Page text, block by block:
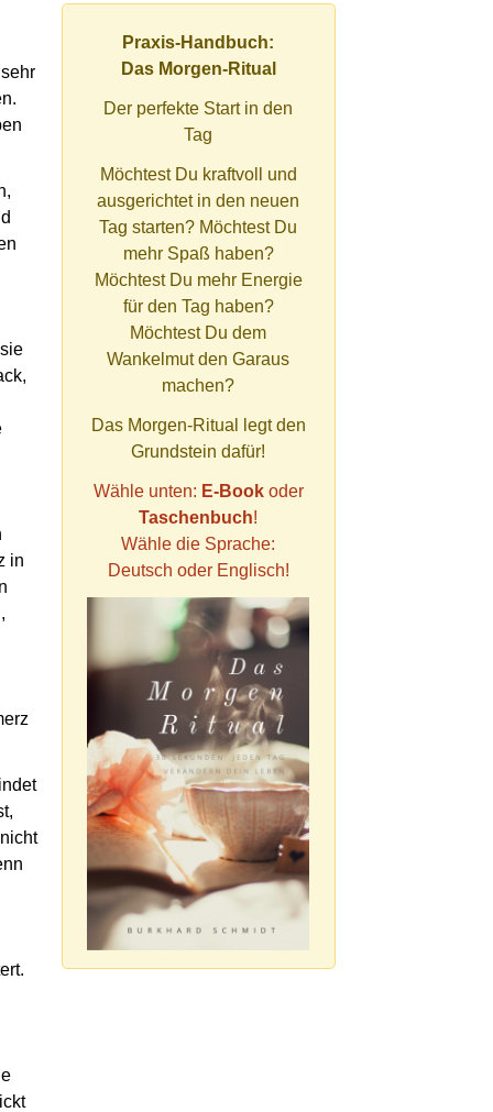
in
Praxis-Handbuch:
Das Morgen-Ritual
Der perfekte Start in den
Tag
Möchtest Du kraftvoll und
ausgerichtet in den neuen
Tag starten? Möchtest Du
mehr Spaß haben?
Möchtest Du mehr Energie
für den Tag haben?
Möchtest Du dem
Wankelmut den Garaus
machen?
Das Morgen-Ritual legt den
Grundstein dafür!
Wähle unten: E-Bookoder
Taschenbuch!
Wähle die Sprache:
Deutsch oder Englisch!